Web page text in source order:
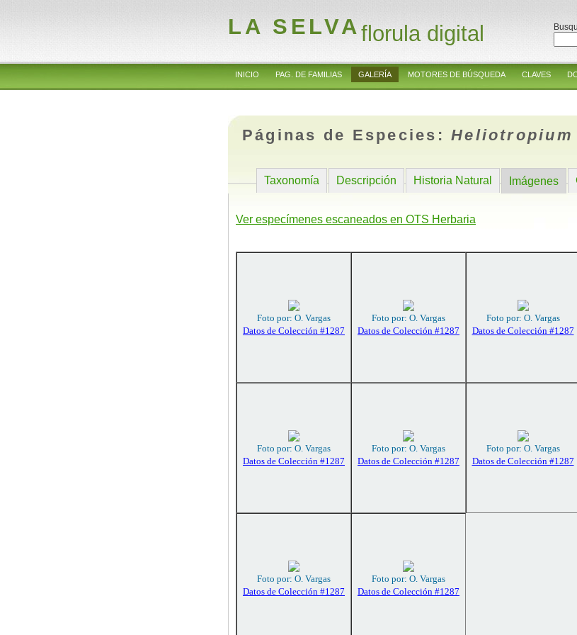
LA SELVAflorula digital
INICIO PAG. DE FAMILIAS GALERÍA MOTORES DE BÚSQUEDA CLAVES
Páginas de Especies:Heliotropium
Taxonomía Descripción Historia Natural Imágenes
Ver especímenes escaneados en OTS Herbaria
Foto por: O. Vargas
Datos de Colección #1287
Foto por: O. Vargas
Datos de Colección #1287
Foto por: O. Vargas
Datos de Colección #1287
Foto por: O. Vargas
Datos de Colección #1287
Foto por: O. Vargas
Datos de Colección #1287
Foto por: O. Vargas
Datos de Colección #1287
Foto por: O. Vargas
Datos de Colección #1287
Foto por: O. Vargas
Datos de Colección #1287